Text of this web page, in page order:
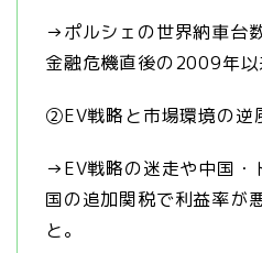
→ポルシェの世界納車台
金融危機直後の2009年以
②EV戦略と市場環境の逆
→EV戦略の迷走や中国・
国の追加関税で利益率が
と。